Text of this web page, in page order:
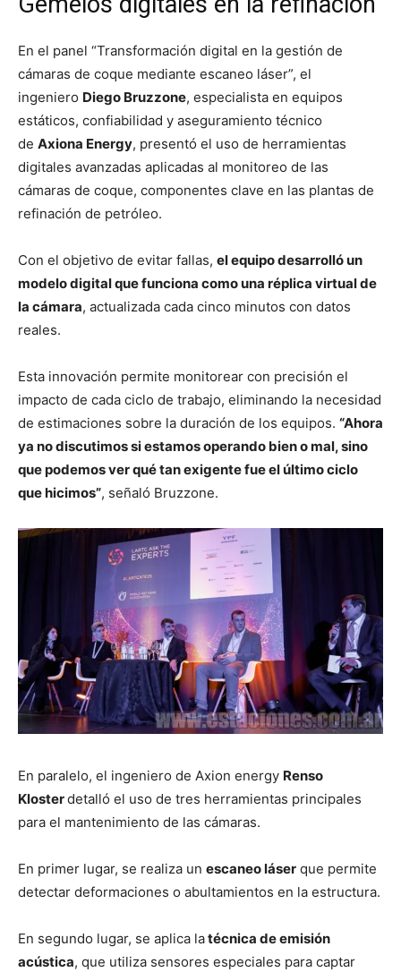
En el panel “Transformación digital en la gestión de
cámaras de coque mediante escaneo láser”, el
ingeniero Diego Bruzzone, especialista en equipos
estáticos, confiabilidad y aseguramiento técnico
de Axiona Energy, presentó el uso de herramientas
digitales avanzadas aplicadas al monitoreo de las
cámaras de coque, componentes clave en las plantas de
refinación de petróleo.
Con el objetivo de evitar fallas, el equipo desarrolló un
modelo digital que funciona como una réplica virtual de
la cámara, actualizada cada cinco minutos con datos
reales.
Esta innovación permite monitorear con precisión el
impacto de cada ciclo de trabajo, eliminando la necesidad
de estimaciones sobre la duración de los equipos. “Ahora
ya no discutimos si estamos operando bien o mal, sino
que podemos ver qué tan exigente fue el último ciclo
que hicimos”, señaló Bruzzone.
En paralelo, el ingeniero de Axion energy Renso
Klosterdetalló el uso de tres herramientas principales
para el mantenimiento de las cámaras.
En primer lugar, se realiza un escaneo láser que permite
detectar deformaciones o abultamientos en la estructura.
En segundo lugar, se aplica latécnica de emisión
acústica, que utiliza sensores especiales para captar